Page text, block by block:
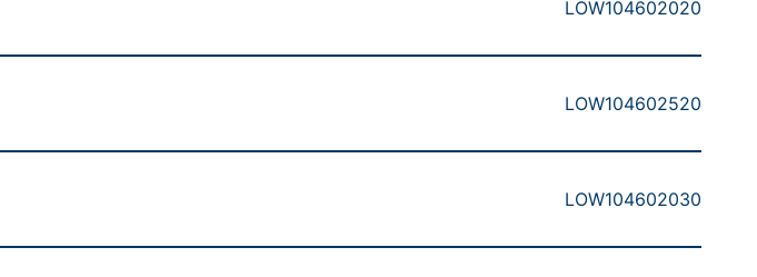
LOW104602020
LOW104602520
LOW104602030